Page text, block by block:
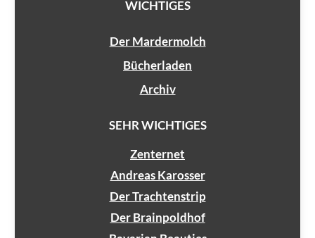
Literarisches
WICHTIGES
Der Mardermolch
Bücherladen
Archiv
SEHR WICHTIGES
Zenternet
Andreas Karosser
Der Trachtenstrip
Der Brainpoldhof